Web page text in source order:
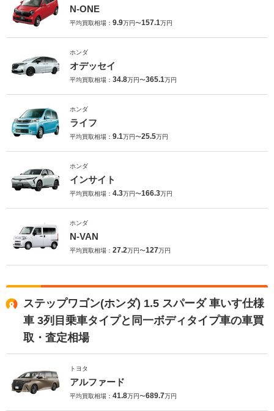
N-ONE
平均買取相場： 9.9万円〜157.1万円
ホンダ
オデッセイ
平均買取相場： 34.8万円〜365.1万円
ホンダ
ライフ
平均買取相場： 9.1万円〜25.5万円
ホンダ
インサイト
平均買取相場： 4.3万円〜166.3万円
ホンダ
N-VAN
平均買取相場： 27.2万円〜127万円
ステップワゴン(ホンダ) 1.5 スパーダ 車いす仕様
車 3列目乗車タイプと同一ボディタイプ車の車買
取・査定相場
トヨタ
アルファード
平均買取相場： 41.8万円〜689.7万円